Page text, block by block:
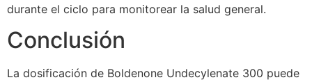
durante el ciclo para monitorear la salud general.
Conclusión
La dosificación de Boldenone Undecylenate 300 puede